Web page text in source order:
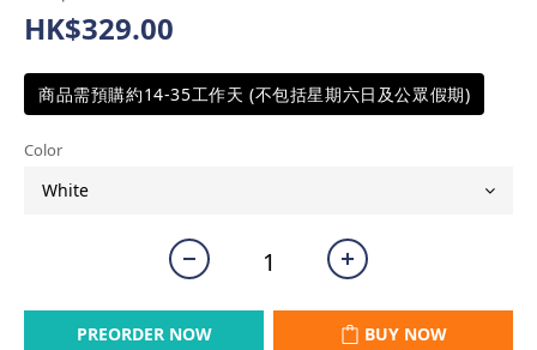
HK$329.00
商品需預購約14-35工作天 (不包括星期六日及公眾假期)
Color
PREORDER NOW BUY NOW